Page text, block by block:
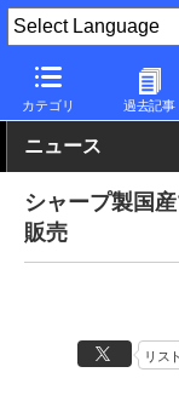
カテゴリ 過去記事
PC Watch 市場 動
ニュース
シャープ製国
販売
リスト